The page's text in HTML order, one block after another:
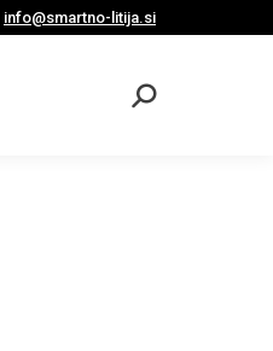
info@smartno-litija.si
Odpri